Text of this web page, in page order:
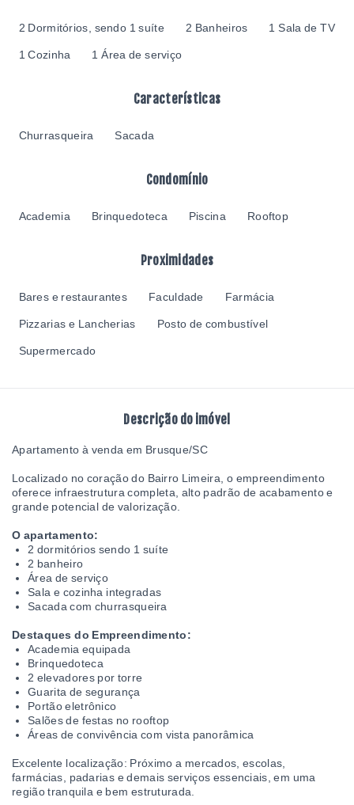
2 Dormitórios, sendo 1 suíte 2 Banheiros 1 Sala de TV
1 Cozinha 1 Área de serviço
Características
Churrasqueira Sacada
Condomínio
Academia Brinquedoteca Piscina Rooftop
Proximidades
Bares e restaurantes Faculdade Farmácia
Pizzarias e Lancherias Posto de combustível
Supermercado
Descrição do imóvel
Apartamento à venda em Brusque/SC
Localizado no coração do Bairro Limeira, o empreendimento
oferece infraestrutura completa, alto padrão de acabamento e
grande potencial de valorização.
O apartamento:
2 dormitórios sendo 1 suíte
2 banheiro
Área de serviço
Sala e cozinha integradas
Sacada com churrasqueira
Destaques do Empreendimento:
Academia equipada
Brinquedoteca
2 elevadores por torre
Guarita de segurança
Portão eletrônico
Salões de festas no rooftop
Áreas de convivência com vista panorâmica
Excelente localização: Próximo a mercados, escolas,
farmácias, padarias e demais serviços essenciais, em uma
região tranquila e bem estruturada.